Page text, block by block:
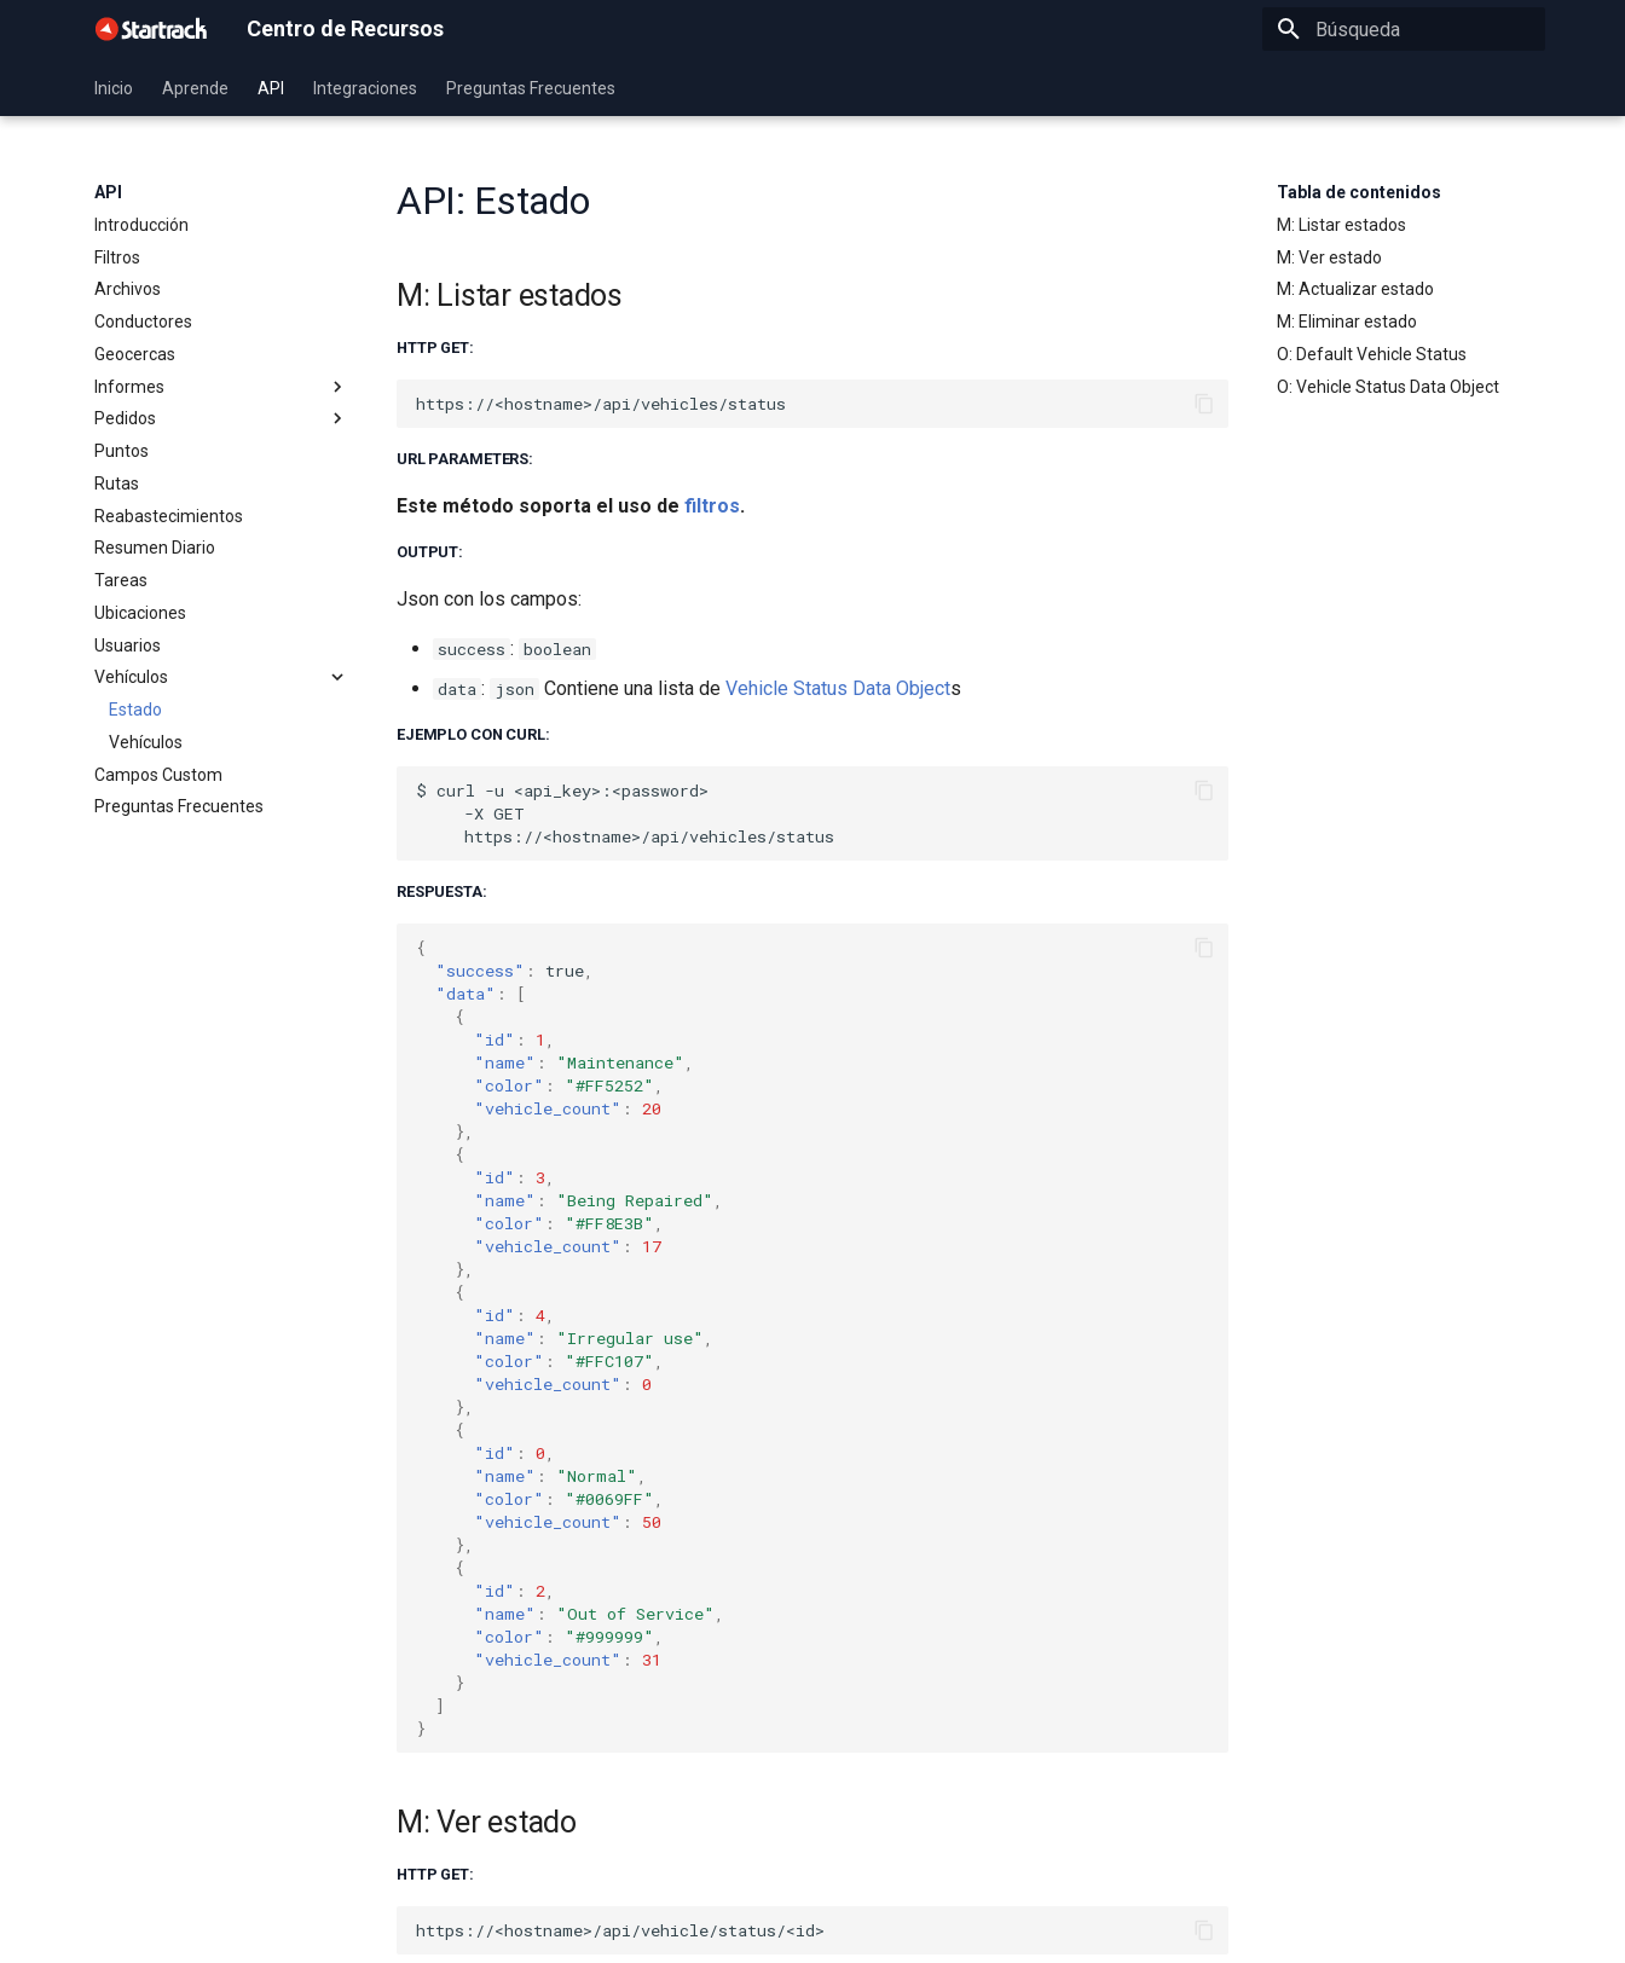
Centro de Recursos
Inicio Aprende API Integraciones Preguntas Frecuentes
API
Introducción
Filtros
Archivos
Conductores
Geocercas
Informes
Paradas
Respuestas de Formularios
Visitas a geocercas
Viajes
Historial de estados de usuario
Check-ins
Eventos
Temperatura
Consumo de combustible
Distancia
Estado de vehículos y usuarios
Pedidos
Catálogos
Categorías
Pedidos
Productos
Puntos
Rutas
Reabastecimientos
Resumen Diario
Tareas
Ubicaciones
Usuarios
Vehículos
Estado
Vehículos
Campos Custom
Preguntas Frecuentes
Tabla de contenidos
M: Listar estados
M: Ver estado
M: Actualizar estado
M: Eliminar estado
O: Default Vehicle Status
O: Vehicle Status Data Object
API: Estado
M: Listar estados
HTTP GET:
URL PARAMETERS:
Este método soporta el uso de filtros.
OUTPUT:
Json con los campos:
success : boolean
data : json Contiene una lista de Vehicle Status Data Objects
EJEMPLO CON CURL:
$ curl -u
-X
RESPUESTA:
{
"success" : true
"data" :
[
{
"id" : 1
"name" : "Maintenance"
"color" : "#FF5252"
"vehicle_count" :
20
},
{
"id" : 3
"name" : "Being Repaired"
"color" : "#FF8E3B"
"vehicle_count" :
17
},
{
"id" : 4
"name" : "Irregular use"
"color" : "#FFC107"
"vehicle_count" :
0
},
{
"id" : 0
"name" : "Normal"
"color" : "#0069FF"
"vehicle_count" :
50
},
{
"id" : 2
"name" : "Out of Service"
"color" : "#999999"
"vehicle_count" :
31
}
]
}
M: Ver estado
HTTP GET: